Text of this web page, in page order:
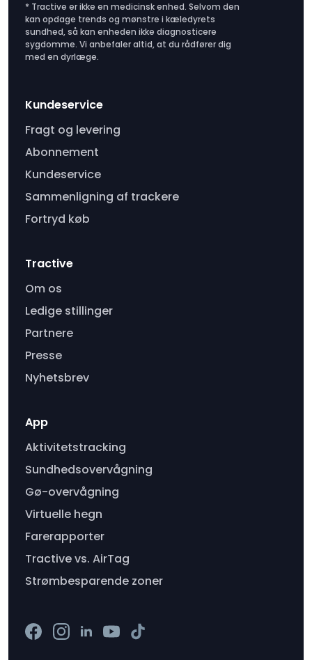
* Tractive er ikke en medicinsk enhed. Selvom den
kan opdage trends og mønstre i kæledyrets
sundhed, så kan enheden ikke diagnosticere
sygdomme. Vi anbefaler altid, at du rådfører dig
med en dyrlæge.
Kundeservice
Fragt og levering
Abonnement
Kundeservice
Sammenligning af trackere
Fortryd køb
Tractive
Om os
Ledige stillinger
Partnere
Presse
Nyhetsbrev
App
Aktivitetstracking
Sundhedsovervågning
Gø-overvågning
Virtuelle hegn
Farerapporter
Tractive vs. AirTag
Strømbesparende zoner